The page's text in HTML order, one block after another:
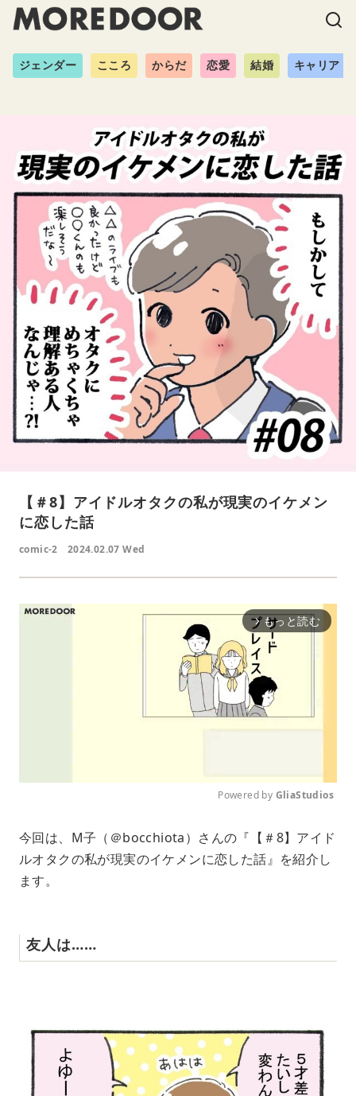
ジェンダー こころ からだ 恋愛 結婚 キャリア
【＃8】アイドルオタクの私が現実のイケメン
に恋した話
comic-2 2024.02.07 Wed
arrow_forward_ios もっと読む
u
t
Powered by GliaStudios
今回は、M子（＠bocchiota）さんの『【＃8】アイド
ルオタクの私が現実のイケメンに恋した話』を紹介し
ます。
友人は……